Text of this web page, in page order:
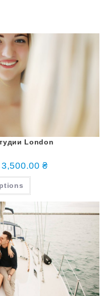
London
3,500.00₴